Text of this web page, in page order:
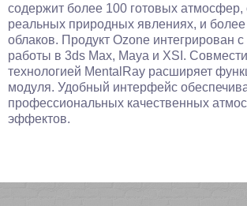
содержит более 100 готовых
реальных природных явлениях, и
облаков. Продукт Ozone интегрирован
работы в 3ds Max, Maya и XSI.
технологией MentalRay расширяет
модуля. Удобный интерфейс
профессиональных качественных
эффектов.